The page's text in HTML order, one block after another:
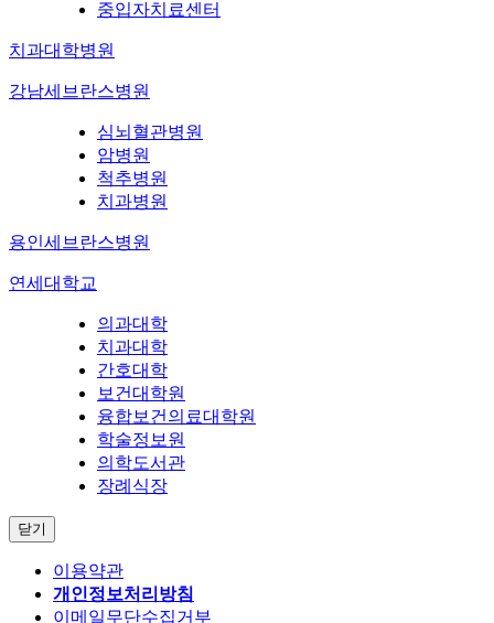
중입자치료센터
치과대학병원
강남세브란스병원
심뇌혈관병원
암병원
척추병원
치과병원
용인세브란스병원
연세대학교
의과대학
치과대학
간호대학
보건대학원
융합보건의료대학원
학술정보원
의학도서관
장례식장
닫기
이용약관
개인정보처리방침
이메일무단수집거부